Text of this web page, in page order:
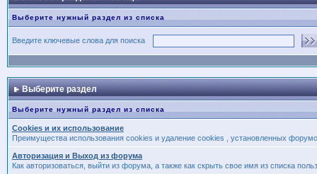
Выберите нужный раздел из списка
Введите ключевые слова для поиска
Выберите раздел
Выберите нужный раздел из списка
Cookies и их использование
Преимущества использования cookies и удаление cookies , установленных
Авторизация и Выход из форума
Как авторизоваться, выйти из форума, а также как скрыть свое имя из списка